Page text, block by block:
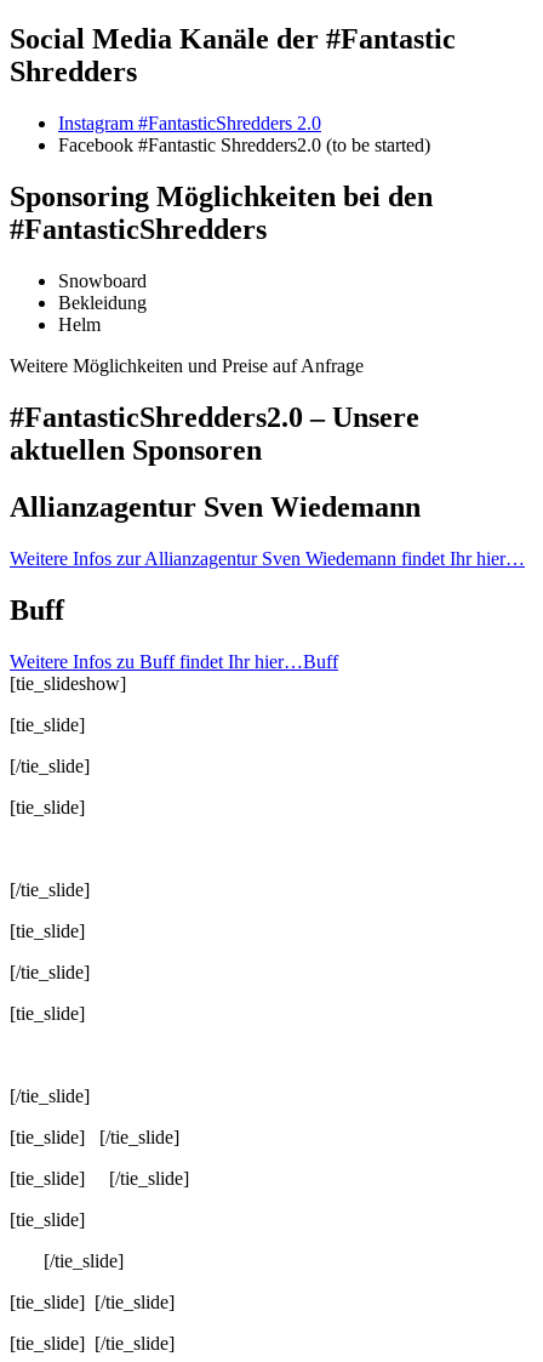
Social Media Kanäle der #Fantastic
Shredders
Instagram #FantasticShredders 2.0
Facebook #Fantastic Shredders2.0 (to be started)
Sponsoring Möglichkeiten bei den
#FantasticShredders
Snowboard
Bekleidung
Helm
Weitere Möglichkeiten und Preise auf Anfrage
#FantasticShredders2.0 – Unsere
aktuellen Sponsoren
Allianzagentur Sven Wiedemann
Weitere Infos zur Allianzagentur Sven Wiedemann findet Ihr hier…
Buff
Weitere Infos zu Buff findet Ihr hier…Buff
[tie_slideshow]
[tie_slide]
[/tie_slide]
[tie_slide]
[/tie_slide]
[tie_slide]
[/tie_slide]
[tie_slide]
[/tie_slide]
[tie_slide]
[/tie_slide]
[tie_slide]
[/tie_slide]
[tie_slide]
[/tie_slide]
[tie_slide] [/tie_slide]
[tie_slide] [/tie_slide]